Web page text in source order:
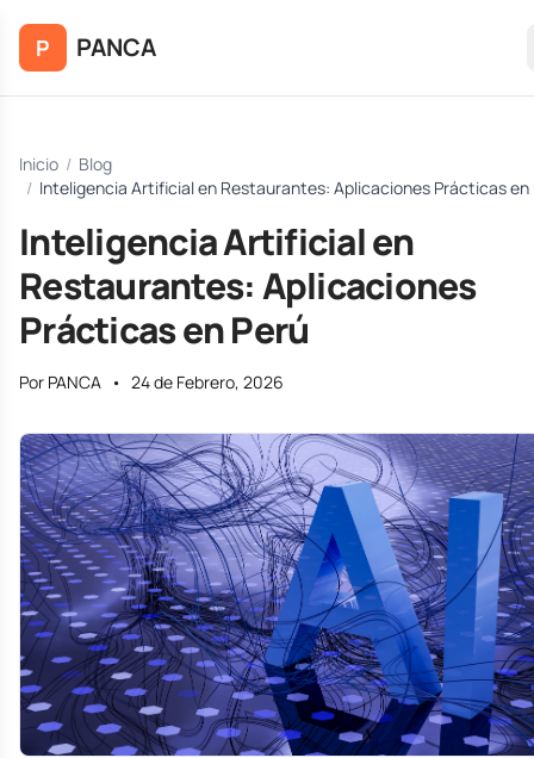
P PANCA
Inicio / Blog
/ Inteligencia Artificial en Restaurantes: Aplicaciones Prácticas en
Inteligencia Artificial en
Restaurantes: Aplicaciones
Prácticas en Perú
Por PANCA • 24 de Febrero, 2026